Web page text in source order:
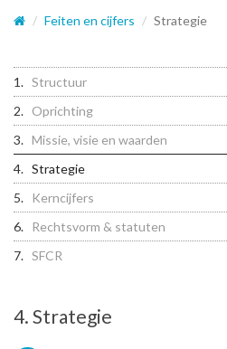
Feiten en cijfers Strategie
Structuur
Oprichting
Missie, visie en waarden
Strategie
Kerncijfers
Rechtsvorm & statuten
SFCR
4. Strategie